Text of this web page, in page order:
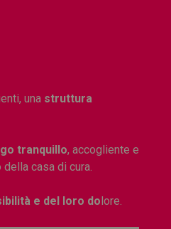
una struttura
tranquillo, accogliente e
casa di cura.
e del loro do lore.